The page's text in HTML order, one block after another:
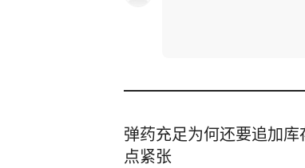
弹药充足为何还要追加
点紧张